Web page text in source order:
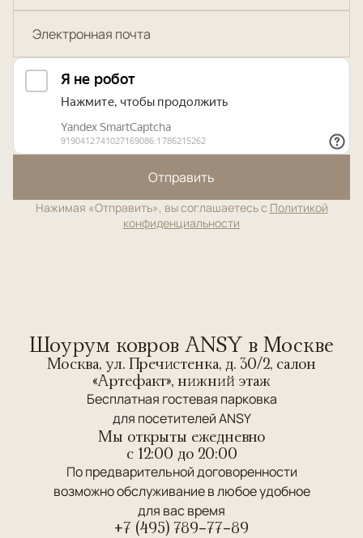
Отправить
Нажимая «Отправить», вы соглашаетесь с Политикой
конфиденциальности
Шоурум ковров ANSY в Москве
Москва, ул. Пречистенка, д. 30/2, салон
«Артефакт», нижний этаж
Бесплатная гостевая парковка
для посетителей ANSY
Мы открыты ежедневно
c 12:00 до 20:00
По предварительной договоренности
возможно обслуживание в любое удобное
для вас время
+7 (495) 789-77-89